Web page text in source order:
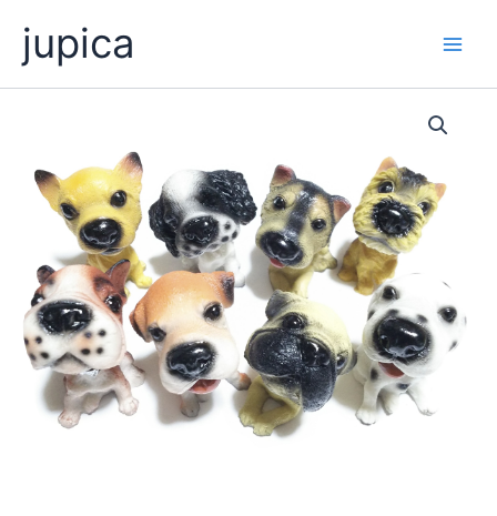
ス
jupica